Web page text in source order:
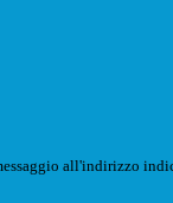
all'indirizzo